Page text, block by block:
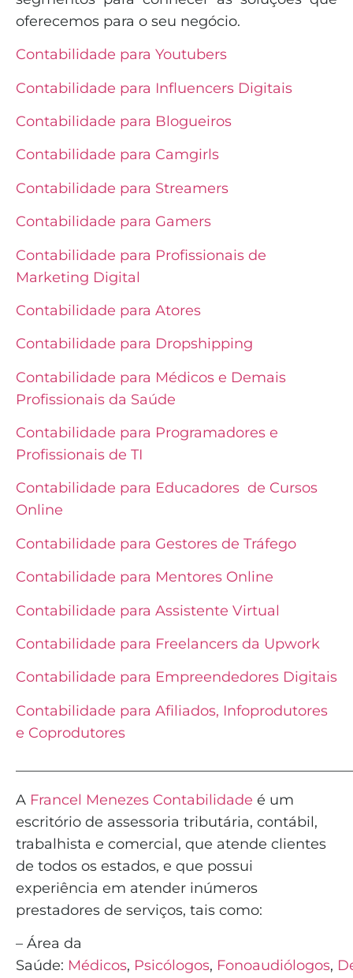
oferecemos para o seu negócio.
Contabilidade para Youtubers
Contabilidade para Influencers Digitais
Contabilidade para Blogueiros
Contabilidade para Camgirls
Contabilidade para Streamers
Contabilidade para Gamers
Contabilidade para Profissionais de
Marketing Digital
Contabilidade para Atores
Contabilidade para Dropshipping
Contabilidade para Médicos e Demais
Profissionais da Saúde
Contabilidade para Programadores e
Profissionais de TI
Contabilidade para Educadores de Cursos
Online
Contabilidade para Gestores de Tráfego
Contabilidade para Mentores Online
Contabilidade para Assistente Virtual
Contabilidade para Freelancers da Upwork
Contabilidade para Empreendedores Digitais
Contabilidade para Afiliados, Infoprodutores
e Coprodutores
A Francel Menezes Contabilidade é um
escritório de assessoria tributária, contábil,
trabalhista e comercial, que atende clientes
de todos os estados, e que possui
experiência em atender inúmeros
prestadores de serviços, tais como:
– Área da
Saúde: Médicos, Psicólogos, Fonoaudiólogos,